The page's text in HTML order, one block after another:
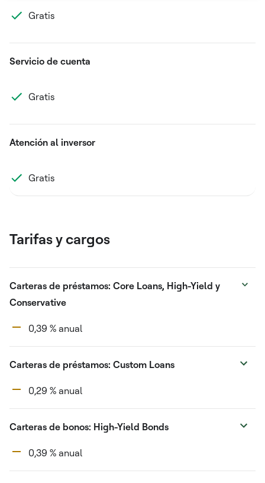
Gratis
Servicio de cuenta
Gratis
Atención al inversor
Gratis
Tarifas y cargos
Carteras de préstamos: Core Loans, High-Yield y
Conservative
0,39 % anual
Carteras de préstamos: Custom Loans
0,29 % anual
Carteras de bonos: High-Yield Bonds
0,39 % anual